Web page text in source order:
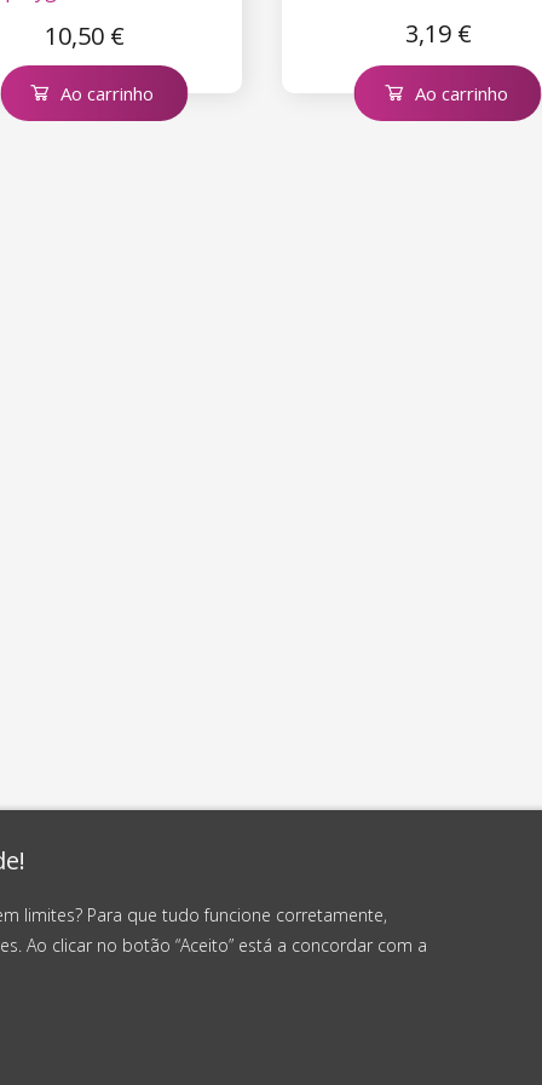
limites? Para que tudo funcione corretamente,
Ao clicar no botão “Aceito” está a concordar com a
10,50 €
Ao carrinho
3,19 €
Ao carrinho